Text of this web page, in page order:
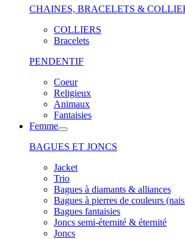
CHAINES, BRACELETS &
COLLIERS
Bracelets
PENDENTIF
Coeur
Religieux
Animaux
Fantaisies
Femme
BAGUES ET JONCS
Jacket
Trio
Bagues à diamants & alliances
Bagues à pierres de couleurs
Bagues fantaisies
Joncs semi-éternité & éternité
Joncs